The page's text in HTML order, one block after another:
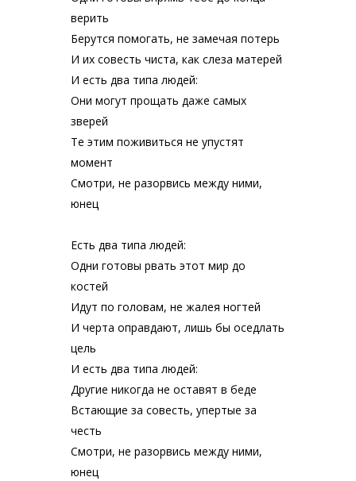
верить
Берутся помогать, не замечая потерь
И их совесть чиста, как слеза матерей
И есть два типа людей:
Они могут прощать даже самых
зверей
Те этим поживиться не упустят
момент
Смотри, не разорвись между ними,
юнец
Есть два типа людей:
Одни готовы рвать этот мир до
костей
Идут по головам, не жалея ногтей
И черта оправдают, лишь бы оседлать
цель
И есть два типа людей:
Другие никогда не оставят в беде
Встающие за совесть, упертые за
честь
Смотри, не разорвись между ними,
юнец